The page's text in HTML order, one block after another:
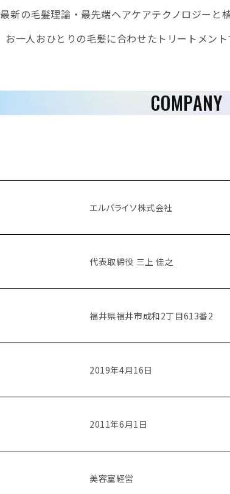
最新の毛髪理論・最先端ヘアケアテクノロジーと
お一人おひとりの毛髪に合わせたトリートメント
COMPANY
エルパライソ株式会社
代表取締役 三上 佳之
福井県福井市成和2丁目613番2
2019年4月16日
2011年6月1日
美容室経営